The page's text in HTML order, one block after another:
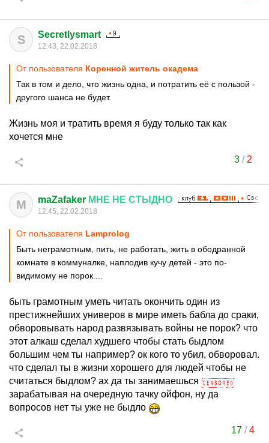
S Secretlysmart
12:43, 22.02.2018
От пользователя Коренной житель окадема
Так в том и дело, что жизнь одна, и потратить её с пользой -
другого шанса не будет.
Жизнь моя и тратить время я буду только так как
хочется мне
3/ 2
M maZafaker МНЕ НЕ СТЫДНО
12:45, 22.02.2018
От пользователя Lamprolog
Быть неграмотным, пить, не работать, жить в ободранной
комнате в коммуналке, наплодив кучу детей - это по-
видимому не порок....
быть грамотным уметь читать окончить один из
престижнейших универов в мире иметь бабла до сраки,
обворовывать народ развязывать войны не порок? что
этот алкаш сделал худшего чтобы стать быдлом
большим чем ты например? ок кого то убил, обворовал.
что сделал ты в жизни хорошего для людей чтобы не
считаться быдлом? ах да ты занимаешься
зарабатывая на очередную тачку ойфон, ну да
вопросов нет ты уже не быдло
17 /4